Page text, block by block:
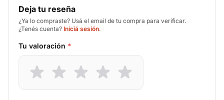
Deja tu reseña
¿Ya lo compraste? Usá el email de tu compra para verificar.
¿Tenés cuenta? Iniciá sesión.
Tu valoración *